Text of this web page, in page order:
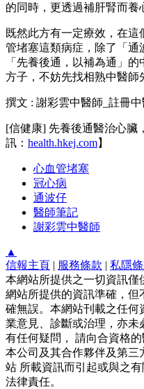
的同時，更透過補肝腎而養
既然此方有一定療效，在這
管堵塞這類病症，除了「通
「先養後通，以補為通」
方子，不妨先找相熟中醫師
撰文 : 謝彩雲中醫師_註冊中
[信健康] 先養後通醫治心臟
訊： health.hkej.com】
心血管堵塞
冠心病
通波仔
醫師筆記
謝彩雲中醫師
▲
信報主頁 | 服務條款 | 私隱
本網站所提供之一切資訊
網站所提供的資訊準確，
確無誤。本網站刊載之任何
業意見、診斷或治理，亦未
有任何疑問， 請向合資格的
本公司及其合作夥伴及第三
站 所載資訊而引起或與之
法律責任。